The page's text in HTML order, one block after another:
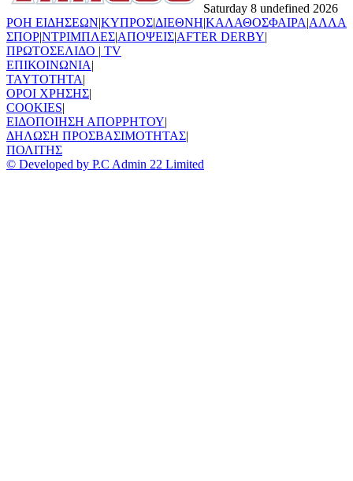
Saturday 8 undefined 2026
ΡΟΗ ΕΙΔΗΣΕΩΝ|ΚΥΠΡΟΣ|ΔΙΕΘΝΗ|ΚΑΛΑΘΟΣΦΑΙΡΑ|ΑΛΛΑ
ΣΠΟΡ|ΝΤΡΙΜΠΛΕΣ|ΑΠΟΨΕΙΣ|AFTER DERBY|
ΠΡΩΤΟΣΕΛΙΔΟ | TV
ΕΠΙΚΟΙΝΩΝΙΑ|
TAYTOTHTA|
ΟΡΟΙ ΧΡΗΣΗΣ|
COOKIES|
ΕΙΔΟΠΟΙΗΣΗ ΑΠΟΡΡΗΤΟΥ|
ΔΗΛΩΣΗ ΠΡΟΣΒΑΣΙΜΟΤΗΤΑΣ|
ΠΟΛΙΤΗΣ
© Developed by P.C Admin 22 Limited